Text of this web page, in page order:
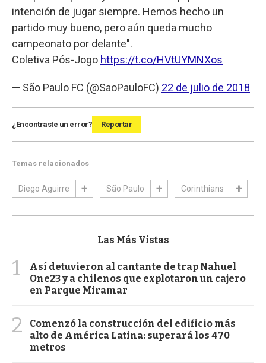
intención de jugar siempre. Hemos hecho un
partido muy bueno, pero aún queda mucho
campeonato por delante".
Coletiva Pós-Jogo https://t.co/HVtUYMNXos
— São Paulo FC (@SaoPauloFC) 22 de julio de 2018
¿Encontraste un error? Reportar
Temas relacionados
Diego Aguirre São Paulo Corinthians
Las Más Vistas
1
Así detuvieron al cantante de trap Nahuel
One23 y a chilenos que explotaron un cajero
en Parque Miramar
2
Comenzó la construcción del edificio más
alto de América Latina: superará los 470
metros